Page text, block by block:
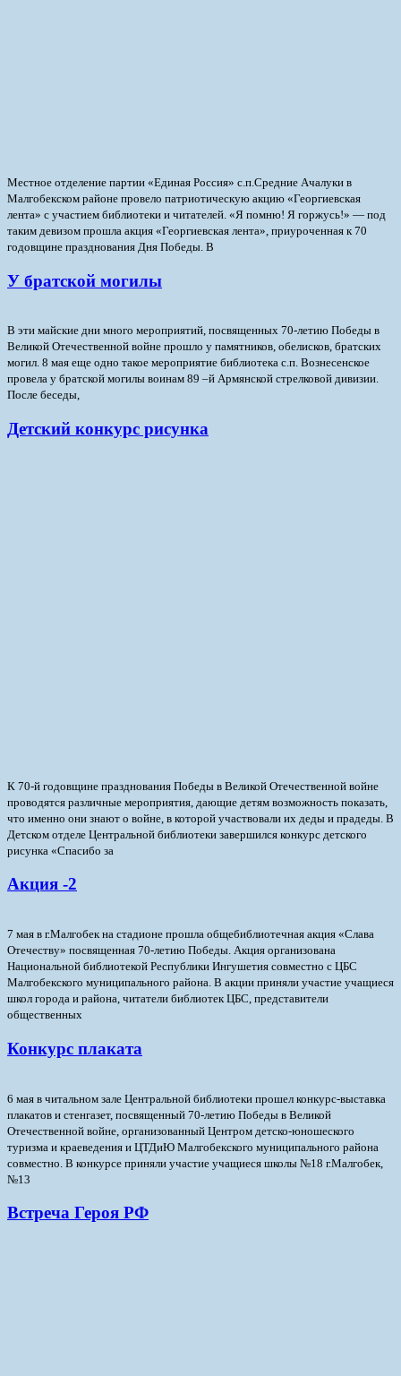
Местное отделение партии «Единая Россия» с.п.Средние Ачалуки в
Малгобекском районе провело патриотическую акцию «Георгиевская
лента» с участием библиотеки и читателей. «Я помню! Я горжусь!» — под
таким девизом прошла акция «Георгиевская лента», приуроченная к 70
годовщине празднования Дня Победы. В
У братской могилы
В эти майские дни много мероприятий, посвященных 70-летию Победы в
Великой Отечественной войне прошло у памятников, обелисков, братских
могил. 8 мая еще одно такое мероприятие библиотека с.п. Вознесенское
провела у братской могилы воинам 89 –й Армянской стрелковой дивизии.
После беседы,
Детский конкурс рисунка
К 70-й годовщине празднования Победы в Великой Отечественной войне
проводятся различные мероприятия, дающие детям возможность показать,
что именно они знают о войне, в которой участвовали их деды и прадеды. В
Детском отделе Центральной библиотеки завершился конкурс детского
рисунка «Спасибо за
Акция -2
7 мая в г.Малгобек на стадионе прошла общебиблиотечная акция «Слава
Отечеству» посвященная 70-летию Победы. Акция организована
Национальной библиотекой Республики Ингушетия совместно с ЦБС
Малгобекского муниципального района. В акции приняли участие учащиеся
школ города и района, читатели библиотек ЦБС, представители
общественных
Конкурс плаката
6 мая в читальном зале Центральной библиотеки прошел конкурс-выставка
плакатов и стенгазет, посвященный 70-летию Победы в Великой
Отечественной войне, организованный Центром детско-юношеского
туризма и краеведения и ЦТДиЮ Малгобекского муниципального района
совместно. В конкурсе приняли участие учащиеся школы №18 г.Малгобек,
№13
Встреча Героя РФ